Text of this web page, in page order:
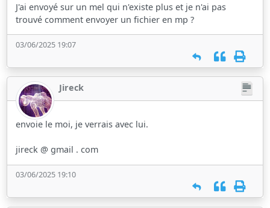
J'ai envoyé sur un mel qui n'existe plus et je n'ai pas
trouvé comment envoyer un fichier en mp ?
03/06/2025 19:07
Jireck
envoie le moi, je verrais avec lui.
jireck @ gmail . com
03/06/2025 19:10